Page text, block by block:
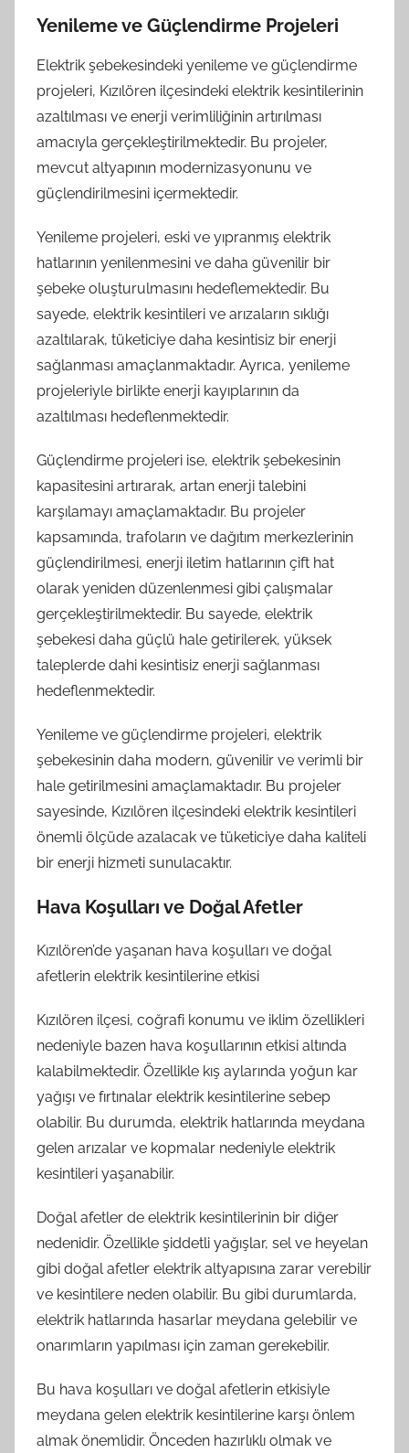
Yenileme ve Güçlendirme Projeleri
Elektrik şebekesindeki yenileme ve güçlendirme
projeleri, Kızılören ilçesindeki elektrik kesintilerinin
azaltılması ve enerji verimliliğinin artırılması
amacıyla gerçekleştirilmektedir. Bu projeler,
mevcut altyapının modernizasyonunu ve
güçlendirilmesini içermektedir.
Yenileme projeleri, eski ve yıpranmış elektrik
hatlarının yenilenmesini ve daha güvenilir bir
şebeke oluşturulmasını hedeflemektedir. Bu
sayede, elektrik kesintileri ve arızaların sıklığı
azaltılarak, tüketiciye daha kesintisiz bir enerji
sağlanması amaçlanmaktadır. Ayrıca, yenileme
projeleriyle birlikte enerji kayıplarının da
azaltılması hedeflenmektedir.
Güçlendirme projeleri ise, elektrik şebekesinin
kapasitesini artırarak, artan enerji talebini
karşılamayı amaçlamaktadır. Bu projeler
kapsamında, trafoların ve dağıtım merkezlerinin
güçlendirilmesi, enerji iletim hatlarının çift hat
olarak yeniden düzenlenmesi gibi çalışmalar
gerçekleştirilmektedir. Bu sayede, elektrik
şebekesi daha güçlü hale getirilerek, yüksek
taleplerde dahi kesintisiz enerji sağlanması
hedeflenmektedir.
Yenileme ve güçlendirme projeleri, elektrik
şebekesinin daha modern, güvenilir ve verimli bir
hale getirilmesini amaçlamaktadır. Bu projeler
sayesinde, Kızılören ilçesindeki elektrik kesintileri
önemli ölçüde azalacak ve tüketiciye daha kaliteli
bir enerji hizmeti sunulacaktır.
Hava Koşulları ve Doğal Afetler
Kızılören’de yaşanan hava koşulları ve doğal
afetlerin elektrik kesintilerine etkisi
Kızılören ilçesi, coğrafi konumu ve iklim özellikleri
nedeniyle bazen hava koşullarının etkisi altında
kalabilmektedir. Özellikle kış aylarında yoğun kar
yağışı ve fırtınalar elektrik kesintilerine sebep
olabilir. Bu durumda, elektrik hatlarında meydana
gelen arızalar ve kopmalar nedeniyle elektrik
kesintileri yaşanabilir.
Doğal afetler de elektrik kesintilerinin bir diğer
nedenidir. Özellikle şiddetli yağışlar, sel ve heyelan
gibi doğal afetler elektrik altyapısına zarar verebilir
ve kesintilere neden olabilir. Bu gibi durumlarda,
elektrik hatlarında hasarlar meydana gelebilir ve
onarımların yapılması için zaman gerekebilir.
Bu hava koşulları ve doğal afetlerin etkisiyle
meydana gelen elektrik kesintilerine karşı önlem
almak önemlidir. Önceden hazırlıklı olmak ve